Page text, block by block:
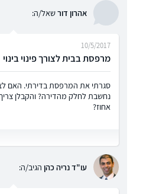
אהרון דורשאל/ה:
מרפסת בבית לצורך פינוי בינוי
10/5/2017
סגרתי את המרפסת בדירתי. האם
אחוז?
עו"ד נריה כהן הגיב/ה: